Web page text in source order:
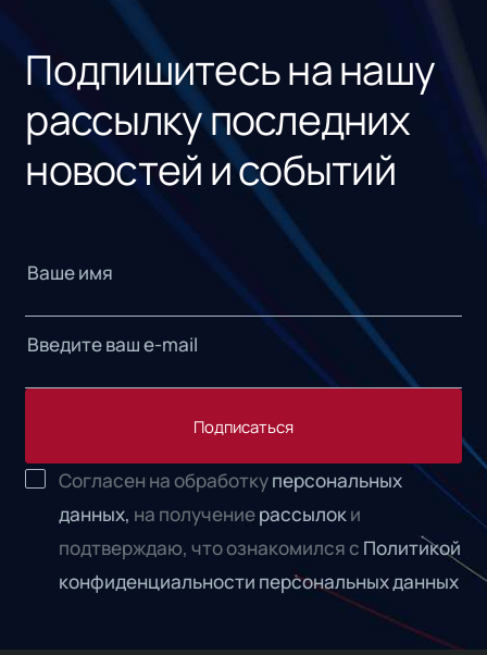
Подпишитесь на нашу
рассылку последних
новостей и событий
Подписаться
Согласен на обработкуперсональных
данных, на получениерассылоки
подтверждаю, что ознакомился с Политикой
конфиденциальности персональных данных